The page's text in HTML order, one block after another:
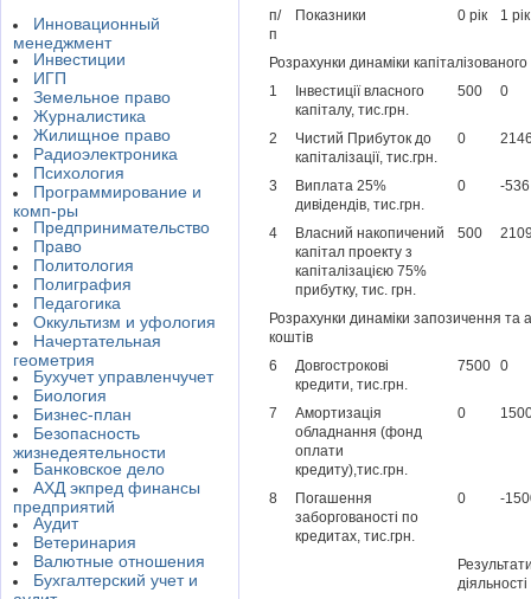
Инновационный
менеджмент
Инвестиции
ИГП
Земельное право
Журналистика
Жилищное право
Радиоэлектроника
Психология
Программирование и
комп-ры
Предпринимательство
Право
Политология
Полиграфия
Педагогика
Оккультизм и уфология
Начертательная
геометрия
Бухучет управленчучет
Биология
Бизнес-план
Безопасность
жизнедеятельности
Банковское дело
АХД экпред финансы
предприятий
Аудит
Ветеринария
Валютные отношения
Бухгалтерский учет и
п/
п
Показники 0 рік 1 рік
Розрахунки динаміки
1
Інвестиції власного
капіталу, тис.грн.
500 0
2
Чистий Прибуток до
капіталізації, тис.грн.
0
3
Виплата 25%
дивідендів, тис.грн.
0 -
4
Власний накопичений
капітал проекту з
капіталізацією 75%
прибутку, тис. грн.
500
Розрахунки динаміки запозичення та
коштів
6
Довгострокові
кредити, тис.грн.
7500 0
7
Амортизація
обладнання (фонд
оплати
кредиту),тис.грн.
0
8
Погашення
заборгованості по
кредитах, тис.грн.
0 -
діяльності